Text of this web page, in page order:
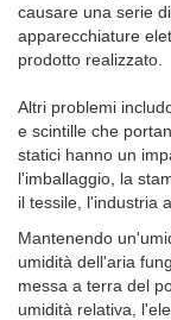
causare una serie
apparecchiature
prodotto realizzato.
Altri problemi
e scintille che
statici hanno un
l'imballaggio, la
il tessile, l'industria
Mantenendo
umidità dell'aria
messa a terra del
umidità relativa,